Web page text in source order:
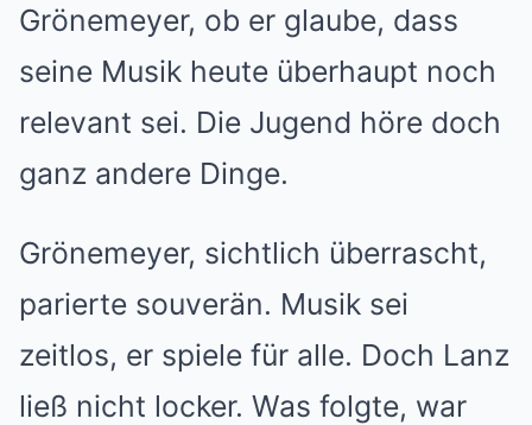
Grönemeyer, ob er glaube, dass
seine Musik heute überhaupt noch
relevant sei. Die Jugend höre doch
ganz andere Dinge.
Grönemeyer, sichtlich überrascht,
parierte souverän. Musik sei
zeitlos, er spiele für alle. Doch Lanz
ließ nicht locker. Was folgte, war